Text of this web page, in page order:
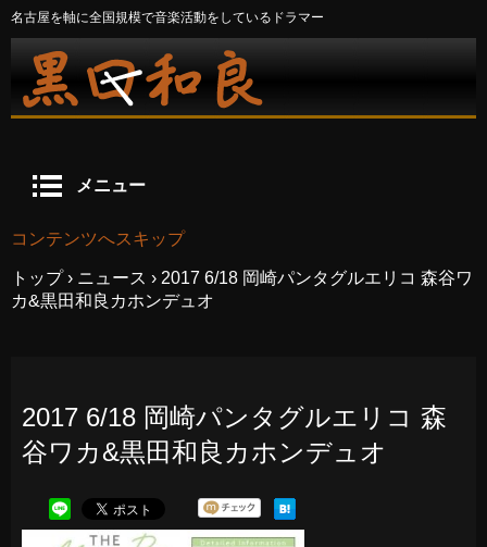
名古屋を軸に全国規模で音楽活動をしているドラマー
メニュー
コンテンツへスキップ
トップ › ニュース › 2017 6/18 岡崎パンタグルエリコ 森谷ワ
カ&黒田和良カホンデュオ
2017 6/18 岡崎パンタグルエリコ 森
谷ワカ&黒田和良カホンデュオ